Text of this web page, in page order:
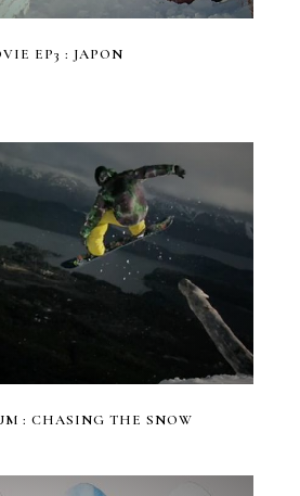
EP3 : JAPON
: CHASING THE SNOW